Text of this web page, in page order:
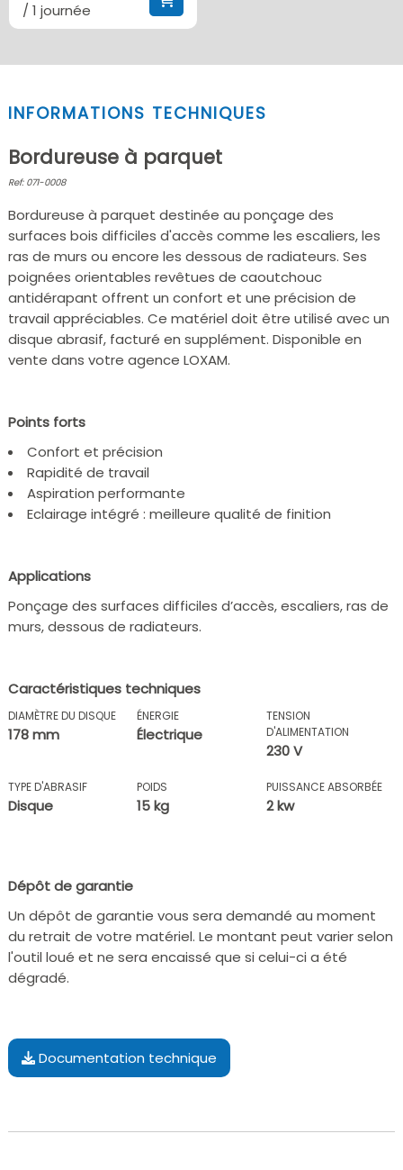
/ 1 journée
INFORMATIONS TECHNIQUES
Bordureuse à parquet
Ref: 071-0008
Bordureuse à parquet destinée au ponçage des
surfaces bois difficiles d'accès comme les escaliers, les
ras de murs ou encore les dessous de radiateurs. Ses
poignées orientables revêtues de caoutchouc
antidérapant offrent un confort et une précision de
travail appréciables. Ce matériel doit être utilisé avec un
disque abrasif, facturé en supplément. Disponible en
vente dans votre agence LOXAM.
Points forts
Confort et précision
Rapidité de travail
Aspiration performante
Eclairage intégré : meilleure qualité de finition
Applications
Ponçage des surfaces difficiles d’accès, escaliers, ras de
murs, dessous de radiateurs.
Caractéristiques techniques
DIAMÈTRE DU DISQUE
178 mm
ÉNERGIE
Électrique
TENSION
D'ALIMENTATION
230 V
TYPE D'ABRASIF
Disque
POIDS
15 kg
PUISSANCE ABSORBÉE
2 kw
Dépôt de garantie
Un dépôt de garantie vous sera demandé au moment
du retrait de votre matériel. Le montant peut varier selon
l'outil loué et ne sera encaissé que si celui-ci a été
dégradé.
Documentation technique